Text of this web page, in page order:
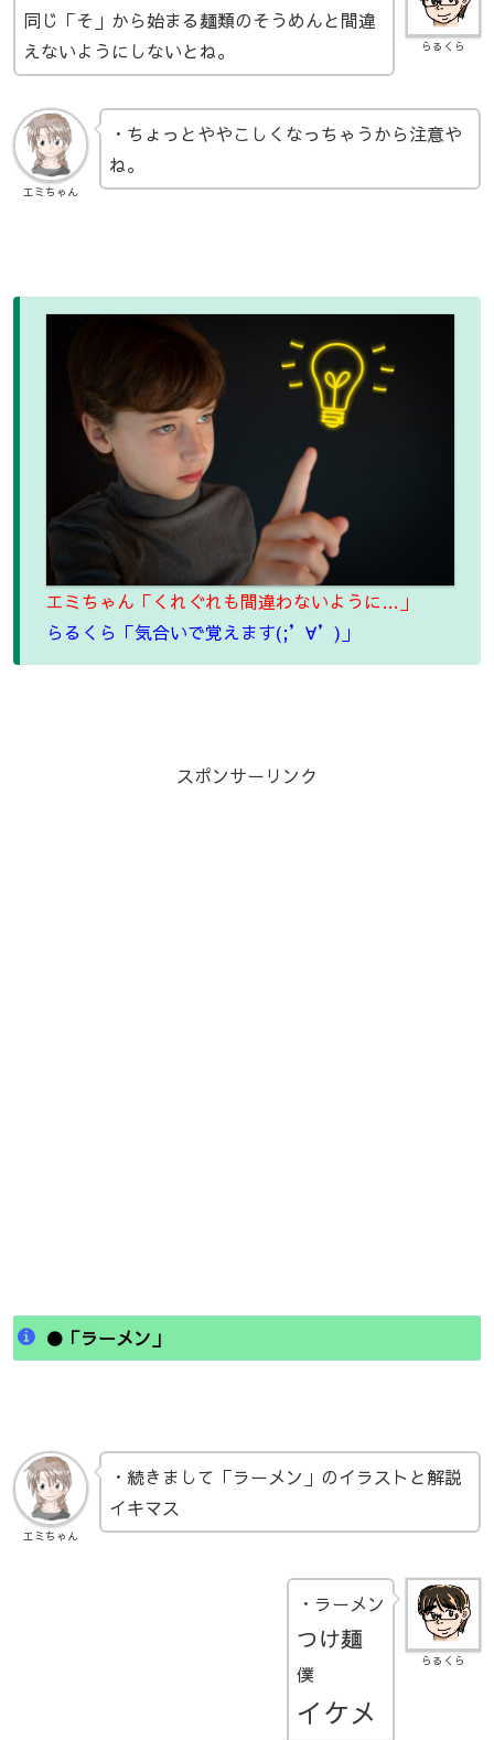
らるくら
同じ「そ」から始まる麺類のそうめんと間違
えないようにしないとね。
エミちゃん
・ちょっとややこしくなっちゃうから注意や
ね。
エミちゃん「くれぐれも間違わないように…」
らるくら「気合いで覚えます(;’∀’)」
スポンサーリンク
●「ラーメン」
エミちゃん
・続きまして「ラーメン」のイラストと解説
イキマス
らるくら
・ラーメン
つけ麺
僕
イケメ